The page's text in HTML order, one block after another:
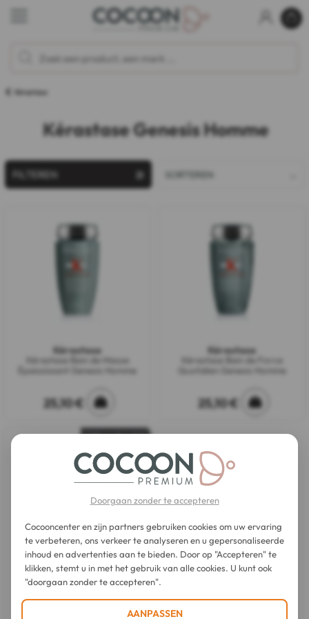
Kérastase
Kérastase Genesis Homme
SORTEREN
FILTEREN
Kérastase
Kérastase Bain de Masse
Épaississant Genesis Homme
25,10 €
Kérastase
Kérastase Bain de Force
Quotidien Genesis Homme
25,10 €
Uitverkocht
Kérastase
Kérastase Serum Anti-Chute
Fortifiant Genesis Homme
Doorgaan zonder te accepteren
Cocooncenter en zijn partners gebruiken cookies om uw ervaring
te verbeteren, ons verkeer te analyseren en u gepersonaliseerde
inhoud en advertenties aan te bieden. Door op "Accepteren" te
klikken, stemt u in met het gebruik van alle cookies. U kunt ook
"doorgaan zonder te accepteren".
AANPASSEN